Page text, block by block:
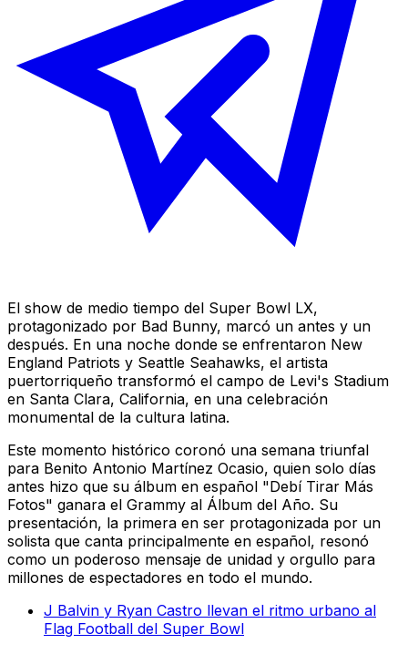
El show de medio tiempo del Super Bowl LX,
protagonizado por Bad Bunny, marcó un antes y un
después. En una noche donde se enfrentaron New
England Patriots y Seattle Seahawks, el artista
puertorriqueño transformó el campo de Levi's Stadium
en Santa Clara, California, en una celebración
monumental de la cultura latina.
Este momento histórico coronó una semana triunfal
para Benito Antonio Martínez Ocasio, quien solo días
antes hizo que su álbum en español "Debí Tirar Más
Fotos" ganara el Grammy al Álbum del Año. Su
presentación, la primera en ser protagonizada por un
solista que canta principalmente en español, resonó
como un poderoso mensaje de unidad y orgullo para
millones de espectadores en todo el mundo.
J Balvin y Ryan Castro llevan el ritmo urbano al
Flag Football del Super Bowl